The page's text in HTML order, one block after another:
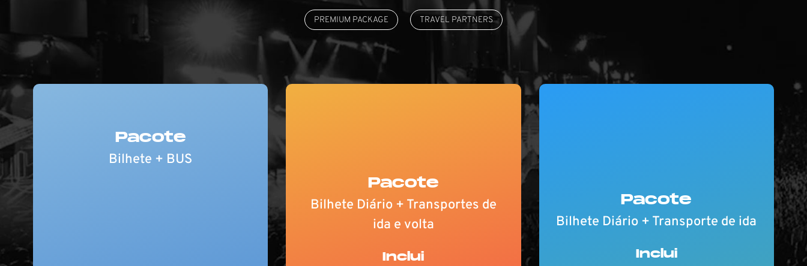
PREMIUM PACKAGE TRAVEL PARTNERS
Pacote
Bilhete + BUS
Pacote
Bilhete Diário + Transportes de
ida e volta
Inclui
Pacote
Bilhete Diário + Transporte de ida
Inclui